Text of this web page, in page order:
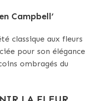
Campbell’
classique aux fleurs
pour son élégance
ombragés du